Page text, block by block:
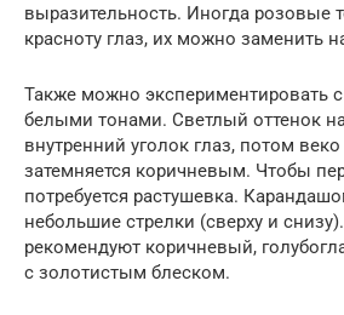
выразительность. Иногда розовые
красноту глаз, их можно заменить
Также можно экспериментировать
белыми тонами. Светлый оттенок
внутренний уголок глаз, потом
затемняется коричневым. Чтобы
потребуется растушевка.
небольшие стрелки (сверху и
рекомендуют коричневый,
с золотистым блеском.